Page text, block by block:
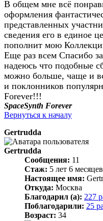
В общем мне всё
оформления
представленных
сведения его в единое
пополнит мою
Еще раз всем Спасибо
надеюсь что подобные
можно больше, чаще и
и поклонников
Forever!!!
SpaceSynth Forever
Вернуться к началу
Gertrudda
Gertrudda
Сообщения: 11
Стаж: 5 лет 6 месяцев
Настоящее имя:
Откуда: Москва
Благодарил (а): 227
Поблагодарили: 25
Возраст: 34